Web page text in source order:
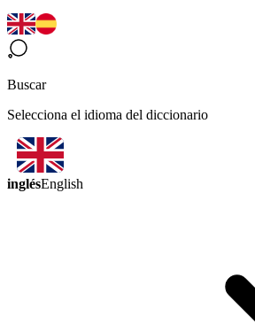
Buscar
Selecciona el idioma del diccionario
inglésEnglish